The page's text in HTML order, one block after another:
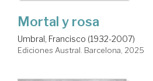
Mortal y rosa
Umbral, Francisco (1932-2007)
Ediciones Austral. Barcelona, 2025